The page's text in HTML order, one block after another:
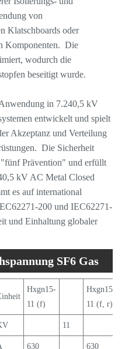
von
Klatschboards oder
Komponenten. Die
wodurch die
beseitigt wurde.
in 7.240,5 kV
entwickelt und spielt
Akzeptanz und Verteilung
Die Sicherheit
Prävention" und erfüllt
kV AC Metal Closed
es auf international
200 und IEC62271-
und Einhaltung globaler
SF6 Gas
Hxgn15-
11 (f)
Hxgn15-
11 (f, r)
11
630 630